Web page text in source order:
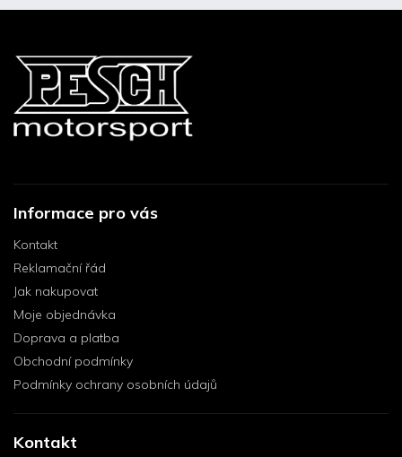
Informace pro vás
Kontakt
Reklamační řád
Jak nakupovat
Moje objednávka
Doprava a platba
Obchodní podmínky
Podmínky ochrany osobních údajů
Kontakt